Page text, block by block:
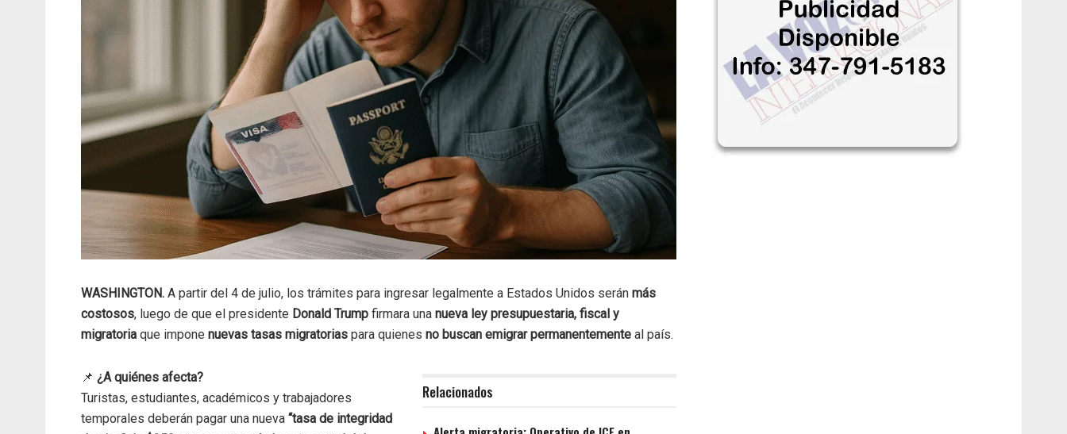
WASHINGTON. A partir del 4 de julio, los trámites para ingresar legalmente a Estados Unidos serán más
costosos, luego de que el presidente Donald Trump firmara una nueva ley presupuestaria, fiscal y
migratoria que impone nuevas tasas migratorias para quienes no buscan emigrar permanentemente al país.
Relacionados
📌 ¿A quiénes afecta?
Turistas, estudiantes, académicos y trabajadores
temporales deberán pagar una nueva “tasa de integridad